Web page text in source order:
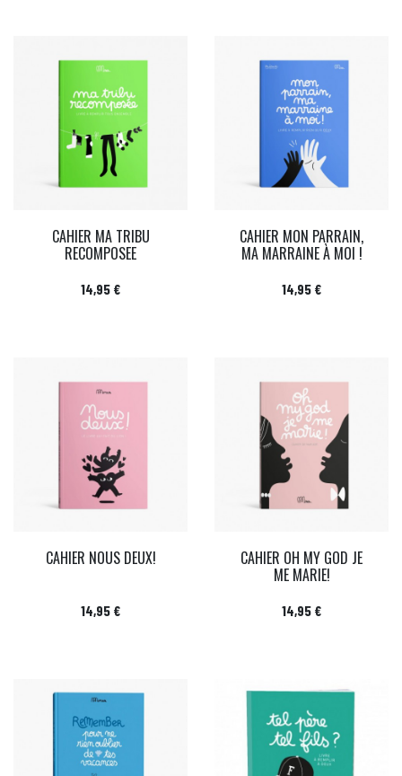
CAHIER MA TRIBU
RECOMPOSEE
Prix
14,95 €
CAHIER MON PARRAIN,
MA MARRAINE À MOI !
Prix
14,95 €
CAHIER NOUS DEUX!
Prix
14,95 €
CAHIER OH MY GOD JE
ME MARIE!
Prix
14,95 €